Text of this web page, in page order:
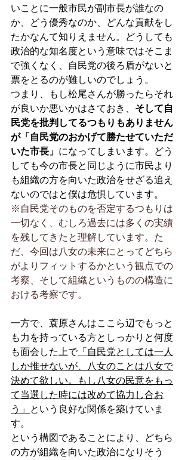
いことに一般市民が副市長が誰なの
か、どう優秀なのか、どんな貢献をし
たかなんて知りえません。どうしても
政治的な知名度という意味ではそこま
で強くなく、自民党の後ろ盾がないと
票をとるのが難しいのでしょう。
つまり、もし松尾さんが勝ったらそれ
が良いか悪いかはさておき、 そして自
民党を批判してるつもりもありません
が「自民党のおかげて勝たせていただ
いた市長」 になってしまいます。どう
しても今の市長と同じように市民より
も組織の方を向いた政治をせざる追え
ないのではと僕は危惧しています。
※自民党そのものを否定するつもりは
一切なく、むしろ過去には多くの実績
を残してきたと理解しています。た
だ、今回は八女の未来にとってどちら
がよりフィットするかという観点での
考察、そして組織というものの構造に
おける考察です。
一方で、蓑原さんはここら辺でもっと
も力を持っている方としっかりと何度
も面会した上で「自民党としては一人
しか推せないが、八女のことは八女で
決めて欲しい。もし八女の民意をもっ
て当選した時には改めて協力し合お
う」
という良好な関係を築けていま
す。
という構図であることにより、どちら
の方が組織を向いた政治になりそう